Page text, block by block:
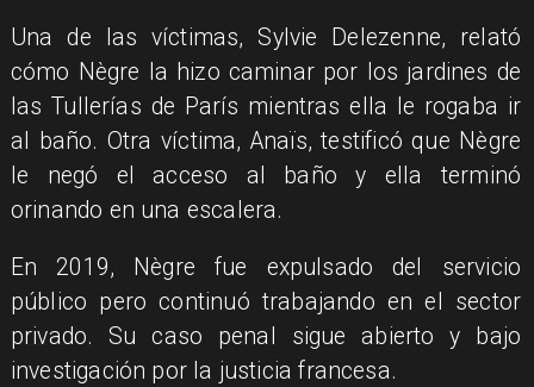
Una de las víctimas, Sylvie Delezenne, relató
cómo Nègre la hizo caminar por los jardines de
las Tullerías de París mientras ella le rogaba ir
al baño. Otra víctima, Anaïs, testificó que Nègre
le negó el acceso al baño y ella terminó
orinando en una escalera.
En 2019, Nègre fue expulsado del servicio
público pero continuó trabajando en el sector
privado. Su caso penal sigue abierto y bajo
investigación por la justicia francesa.